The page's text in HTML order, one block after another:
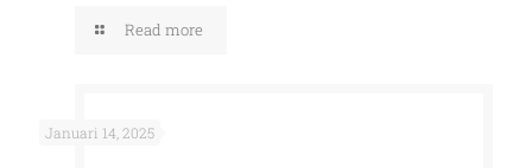
Read more
Januari 14, 2025